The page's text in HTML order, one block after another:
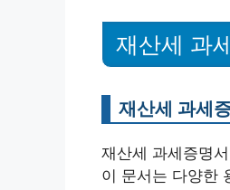
재산세 과
재산세 과세
재산세 과세증명
이 문서는 다양한